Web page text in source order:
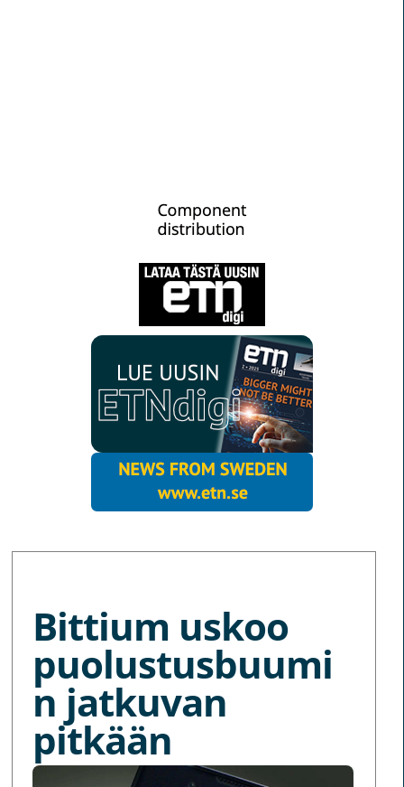
Bittium uskoo
puolustusbuumi
n jatkuvan
pitkään